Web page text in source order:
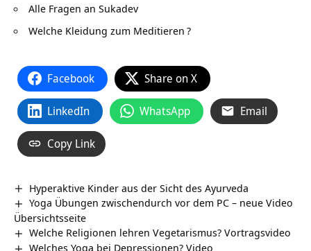
Alle Fragen an Sukadev
Welche Kleidung zum Meditieren ?
Facebook Share on X
LinkedIn WhatsApp Email
Copy Link
Hyperaktive Kinder aus der Sicht des Ayurveda
Yoga Übungen zwischendurch vor dem PC – neue Video
Übersichtsseite
Welche Religionen lehren Vegetarismus? Vortragsvideo
Welches Yoga bei Depressionen? Video